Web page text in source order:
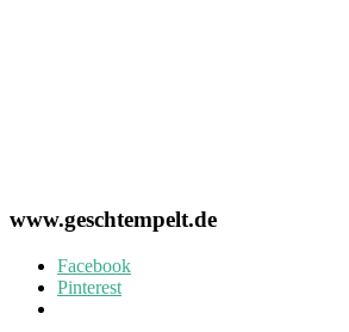
www.geschtempelt.de
Facebook
Pinterest